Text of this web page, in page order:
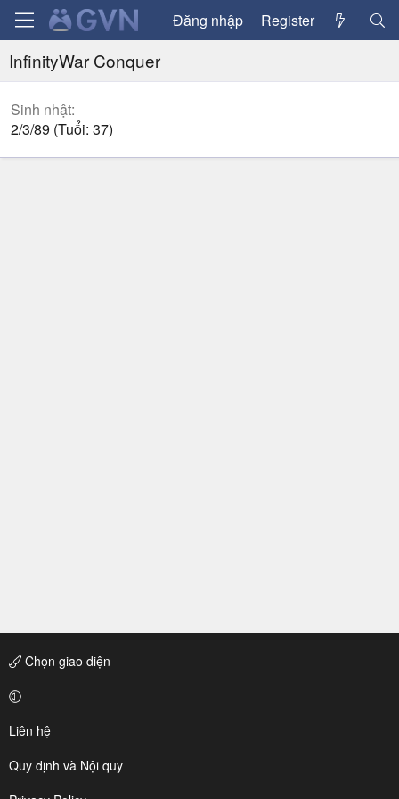
Đăng nhập Register
InfinityWar Conquer
Sinh nhật
2/3/89 (Tuổi: 37)
Chọn giao diện
Liên hệ
Quy định và Nội quy